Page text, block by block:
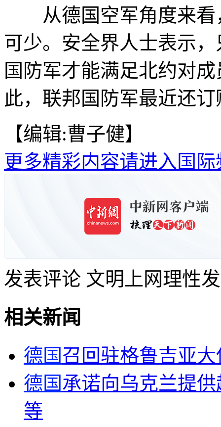
从德国空军角度来看
可少。安全界人士表示
国防军才能满足北约对
此，联邦国防军最近还
【编辑:曹子健】
更多精彩内容请进入国际
发表评论 文明上网理性
相关新闻
德国召回驻格鲁吉亚大
德国承诺向乌克兰提
等